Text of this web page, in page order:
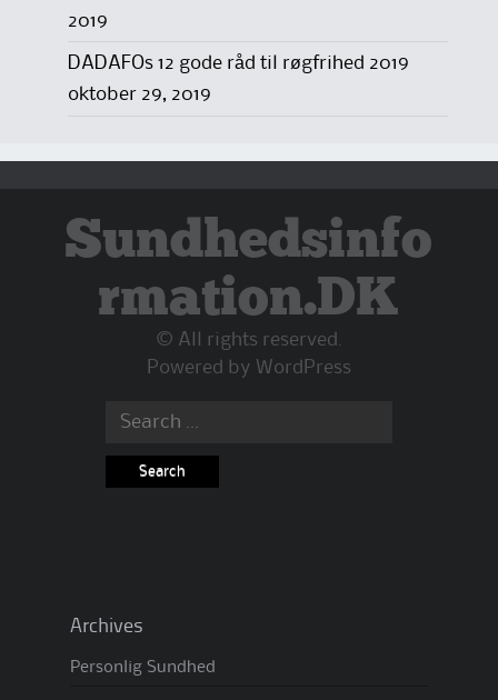
2019
DADAFOs 12 gode råd til røgfrihed 2019
oktober 29, 2019
Sundhedsinfo
rmation.DK
© All rights reserved.
Powered by WordPress
Search
Archives
Personlig Sundhed